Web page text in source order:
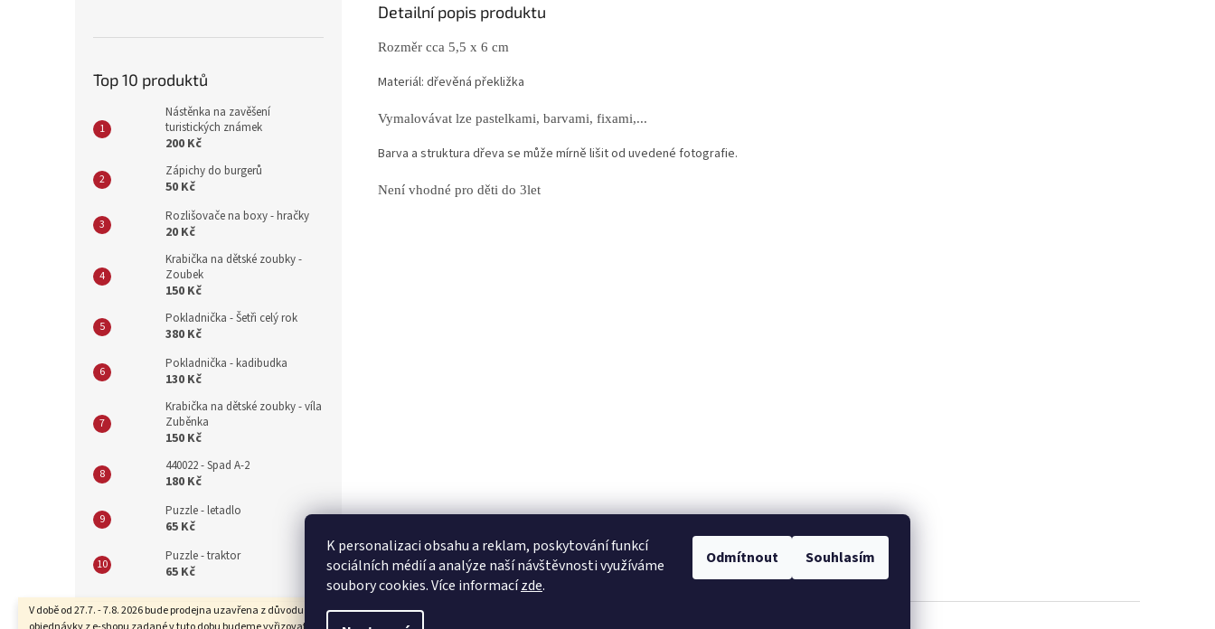
K personalizaci obsahu a reklam, poskytování funkcí
sociálních médií a analýze naší návštěvnosti využíváme
soubory cookies. Více informacízde.
Odmítnout Souhlasím
V době od 27.7. - 7.8. 2026 bude prodejna uzavřena z důvodu dovolené. Také
Top 10 produktů
Nástěnka na zavěšení
turistických známek
200 Kč
Zápichy do burgerů
50 Kč
Rozlišovače na boxy - hračky
20 Kč
Krabička na dětské zoubky -
Zoubek
150 Kč
Pokladnička - Šetři celý rok
380 Kč
Pokladnička - kadibudka
130 Kč
Krabička na dětské zoubky - víla
Zuběnka
150 Kč
440022 - Spad A-2
180 Kč
Puzzle - letadlo
65 Kč
Puzzle - traktor
65 Kč
Detailní popis produktu
Rozměr cca 5,5 x 6 cm
Materiál: dřevěná překližka
Vymalovávat lze pastelkami, barvami, fixami,...
Barva a struktura dřeva se může mírně lišit od uvedené fotografie.
Není vhodné pro děti do 3let